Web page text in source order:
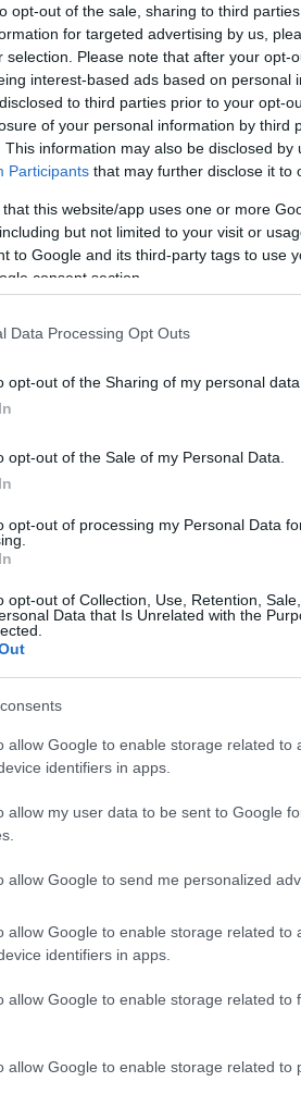
opt-out of the sale, sharing to third
for targeted advertising by us,
selection. Please note that after your opt-
interest-based ads based on personal
to third parties prior to your opt-
of your personal information by third
This information may also be disclosed
Participants that may further disclose it to
that this website/app uses one or more
but not limited to your visit or
to Google and its third-party tags to use
consent section.
Data Processing Opt Outs
opt-out of the Sharing of my personal data.
opt-out of the Sale of my Personal Data.
opt-out of processing my Personal Data
opt-out of Collection, Use, Retention,
Data that Is Unrelated with the
allow Google to enable storage related to
identifiers in apps.
allow my user data to be sent to Google
allow Google to send me personalized
allow Google to enable storage related to
identifiers in apps.
allow Google to enable storage related to
allow Google to enable storage related to
tecnologia, il problema è
comparabili e misurabili.
di valutazione per
dei dati,policy d’uso
procede dalla cornice
fino alla misurazione del
di valutazione
pesata che collega i criteri
security & compliancedata
esperienza sviluppatori
in base alla criticità del
sicurezza e dati in settori
agili, sempre con
metriche
certificazioni, auditabilità.
monitoraggio.
economics, scalabilità.
IAM.
sandbox.